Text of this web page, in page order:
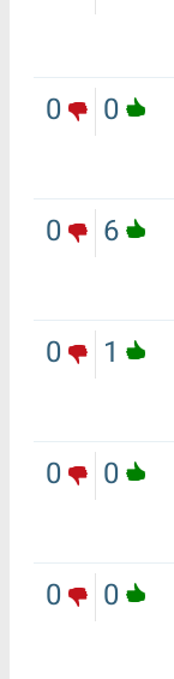
0
0
6
0
1
0
0
0
0
0